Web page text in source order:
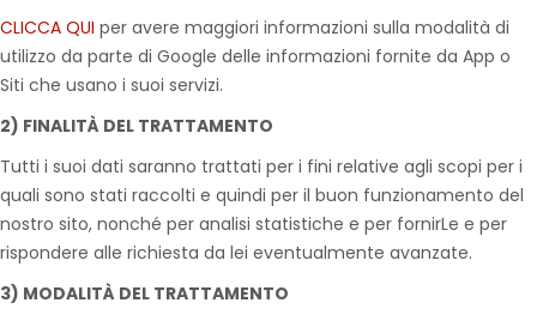
CLICCA QUI per avere maggiori informazioni sulla modalità di
utilizzo da parte di Google delle informazioni fornite da App o
Siti che usano i suoi servizi.
2) FINALITÀ DEL TRATTAMENTO
Tutti i suoi dati saranno trattati per i fini relative agli scopi per i
quali sono stati raccolti e quindi per il buon funzionamento del
nostro sito, nonché per analisi statistiche e per fornirLe e per
rispondere alle richiesta da lei eventualmente avanzate.
3) MODALITÀ DEL TRATTAMENTO